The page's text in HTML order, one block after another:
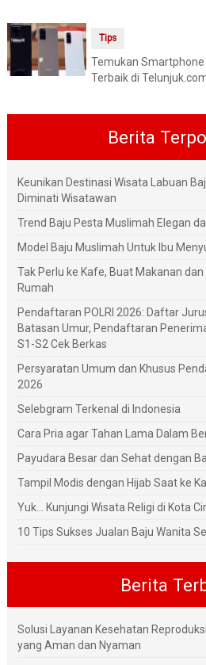
Tips
Temukan
Terbaik di
Berita
Keunikan Destinasi Wisata Labuan
Diminati Wisatawan
Trend Baju Pesta Muslimah Elegan
Model Baju Muslimah Untuk Ibu
Tak Perlu ke Kafe, Buat Makanan
Rumah
Pendaftaran POLRI 2026: Daftar
Batasan Umur, Pendaftaran
S1-S2 Cek Berkas
Persyaratan Umum dan Khusus
2026
Selebgram Terkenal di Indonesia
Cara Pria agar Tahan Lama Dalam
Payudara Besar dan Sehat dengan
Tampil Modis dengan Hijab Saat ke
Yuk... Kunjungi Wisata Religi di Kota
10 Tips Sukses Jualan Baju Wanita
Berita
Solusi Layanan Kesehatan
yang Aman dan Nyaman